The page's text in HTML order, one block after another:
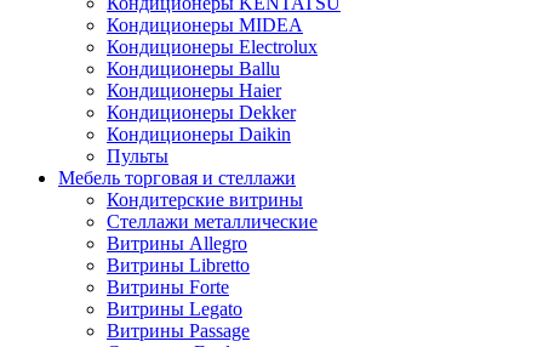
Кондиционеры MIDEA
Кондиционеры Electrolux
Кондиционеры Ballu
Кондиционеры Haier
Кондиционеры Dekker
Кондиционеры Daikin
Пульты
Мебель торговая и стеллажи
Кондитерские витрины
Стеллажи металлические
Витрины Allegro
Витрины Libretto
Витрины Forte
Витрины Legato
Витрины Passage